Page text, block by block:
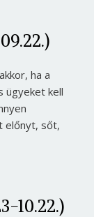
ha a
ügyeket kell
előnyt, sőt,
10.22.)